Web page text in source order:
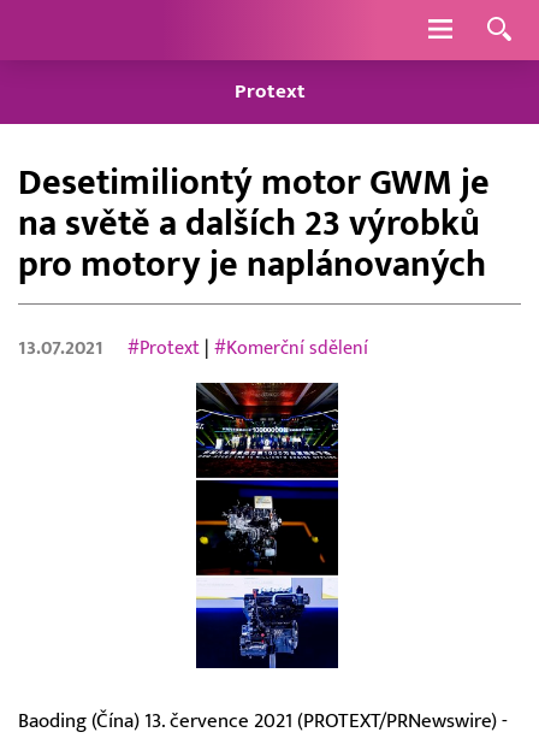
Navigace
Protext
Desetimiliontý motor GWM je
na světě a dalších 23 výrobků
pro motory je naplánovaných
13.07.2021 #Protext |#Komerční sdělení
Baoding (Čína) 13. července 2021 (PROTEXT/PRNewswire) -